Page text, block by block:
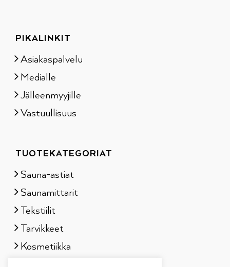
PIKALINKIT
Asiakaspalvelu
Medialle
Jälleenmyyjille
Vastuullisuus
TUOTEKATEGORIAT
Sauna-astiat
Saunamittarit
Tekstiilit
Tarvikkeet
Kosmetiikka